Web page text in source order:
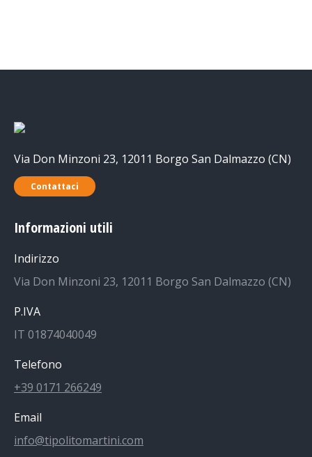
Via Don Minzoni 23, 12011 Borgo San Dalmazzo (CN)
Contattaci
Informazioni utili
Indirizzo
Via Don Minzoni 23, 12011 Borgo San Dalmazzo (CN)
P.IVA
IT 01874040049
Telefono
+39 0171 266249
Email
info@tipolitomartini.com